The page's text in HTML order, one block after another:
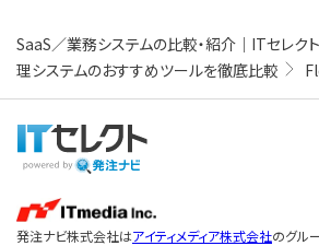
SaaS／業務システムの比較・紹介｜ITセレクト
理システムのおすすめツールを徹底比較
発注ナビ株式会社はアイティメディア株式会社のグル